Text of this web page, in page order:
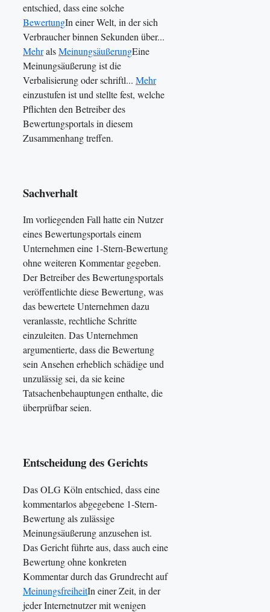
entschied, dass eine solche
BewertungIn einer Welt, in der sich
Verbraucher binnen Sekunden über...
MehralsMeinungsäußerungEine
Meinungsäußerung ist die
Verbalisierung oder schriftl... Mehr
einzustufen ist und stellte fest, welche
Pflichten den Betreiber des
Bewertungsportals in diesem
Zusammenhang treffen.
Sachverhalt
Im vorliegenden Fall hatte ein Nutzer
eines Bewertungsportals einem
Unternehmen eine 1-Stern-Bewertung
ohne weiteren Kommentar gegeben.
Der Betreiber des Bewertungsportals
veröffentlichte diese Bewertung, was
das bewertete Unternehmen dazu
veranlasste, rechtliche Schritte
einzuleiten. Das Unternehmen
argumentierte, dass die Bewertung
sein Ansehen erheblich schädige und
unzulässig sei, da sie keine
Tatsachenbehauptungen enthalte, die
überprüfbar seien.
Entscheidung des Gerichts
Das OLG Köln entschied, dass eine
kommentarlos abgegebene 1-Stern-
Bewertung als zulässige
Meinungsäußerung anzusehen ist.
Das Gericht führte aus, dass auch eine
Bewertung ohne konkreten
Kommentar durch das Grundrecht auf
MeinungsfreiheitIn einer Zeit, in der
jeder Internetnutzer mit wenigen